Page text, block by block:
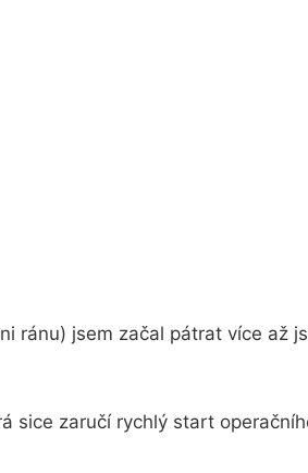
ránu) jsem začal pátrat více až
sice zaručí rychlý start